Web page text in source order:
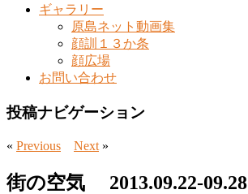
ギャラリー
原島ネット動画集
顔訓１３か条
顔広場
お問い合わせ
投稿ナビゲーション
« Previous Next »
街の空気 2013.09.22-09.28